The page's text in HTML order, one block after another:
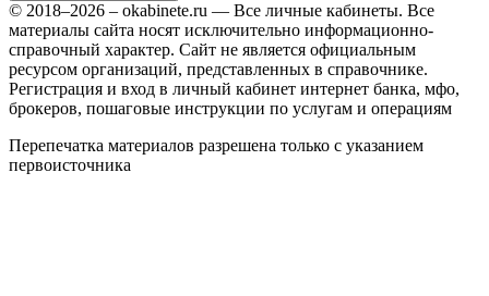
© 2018–2026 – okabinete.ru — Все личные кабинеты. Все
материалы сайта носят исключительно информационно-
справочный характер. Сайт не является официальным
ресурсом организаций, представленных в справочнике.
Регистрация и вход в личный кабинет интернет банка, мфо,
брокеров, пошаговые инструкции по услугам и операциям
Перепечатка материалов разрешена только с указанием
первоисточника